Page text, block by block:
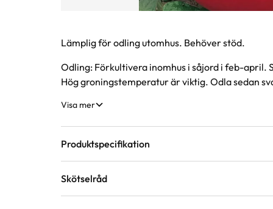
Produktinformation
Lämplig för odling utomhus. Behöver stöd.
Odling: Förkultivera inomhus i såjord i feb-april.
Hög groningstemperatur är viktig. Odla sedan
Visa mer
Produktspecifikation
Förväntad sluthöjd
Skötselråd